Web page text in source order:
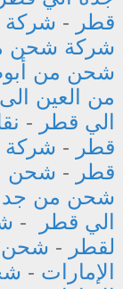
قطر - شركة
شركة شحن
شحن من
من العين
الي قطر -
قطر -
قطر - شحن
شحن من
الي قطر
-
لقطر - شحن
الإمارات -